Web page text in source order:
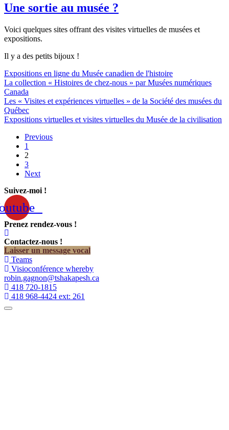
Une sortie au musée ?
Voici quelques sites offrant des visites virtuelles de musées et
expositions.
Il y a des petits bijoux !
Expositions en ligne du Musée canadien de l'histoire
La collection « Histoires de chez-nous » par Musées numériques
Canada
Les « Visites et expériences virtuelles » de la Société des musées du
Québec
Expositions virtuelles et visites virtuelles du Musée de la civilisation
Previous
1
2
3
Next
Suivez-moi !
Prenez rendez-vous !
Contactez-nous !
Laisser un message vocal
Teams
Visioconférence whereby
robin.gagnon@tshakapesh.ca
418 720-1815
418 968-4424 ext: 261